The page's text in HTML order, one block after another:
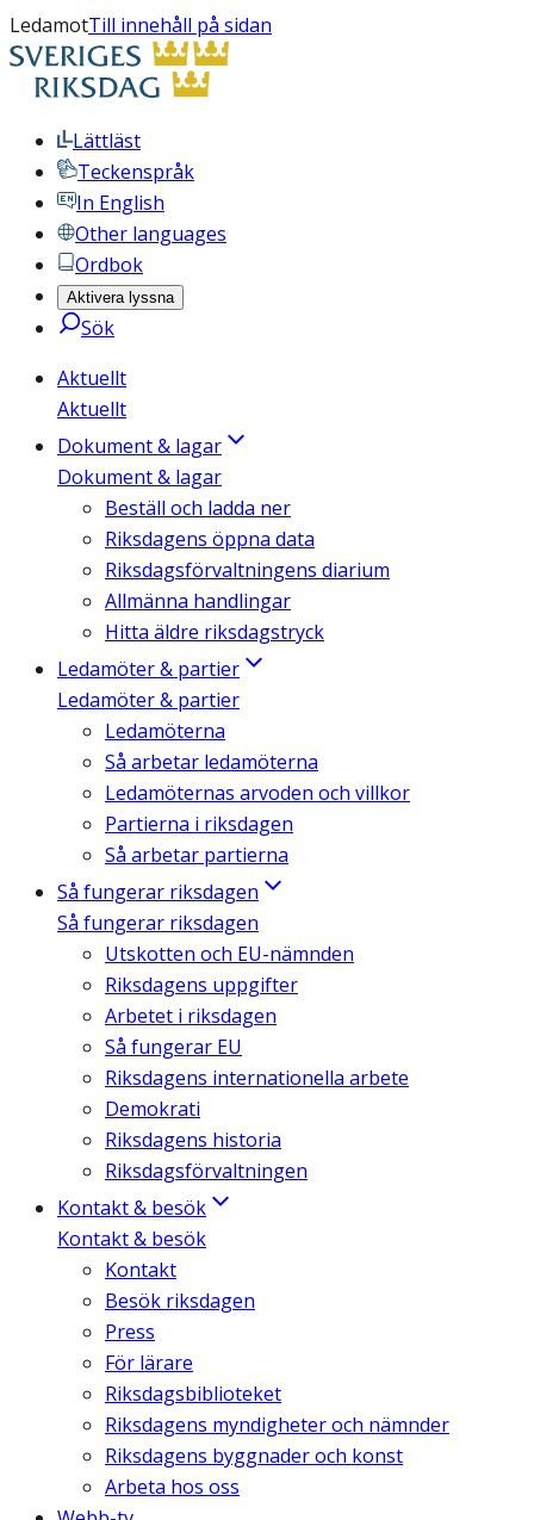
LedamotTill innehåll på sidan
Lättläst
Teckenspråk
In English
Other languages
Ordbok
Aktivera lyssna
Sök
Aktuellt
Aktuellt
Dokument & lagar
Dokument & lagar
Beställ och ladda ner
Riksdagens öppna data
Riksdagsförvaltningens diarium
Allmänna handlingar
Hitta äldre riksdagstryck
Ledamöter & partier
Ledamöter & partier
Ledamöterna
Så arbetar ledamöterna
Ledamöternas arvoden och villkor
Partierna i riksdagen
Så arbetar partierna
Så fungerar riksdagen
Så fungerar riksdagen
Utskotten och EU-nämnden
Riksdagens uppgifter
Arbetet i riksdagen
Så fungerar EU
Riksdagens internationella arbete
Demokrati
Riksdagens historia
Riksdagsförvaltningen
Kontakt & besök
Kontakt & besök
Kontakt
Besök riksdagen
Press
För lärare
Riksdagsbiblioteket
Riksdagens myndigheter och nämnder
Riksdagens byggnader och konst
Arbeta hos oss